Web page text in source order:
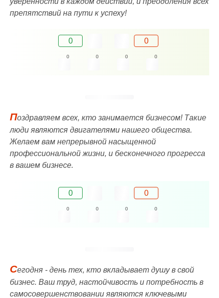
препятствий на пути к успеху!
0 0
0 0 0 0
Поздравляем всех, кто занимается бизнесом! Такие
люди являются двигателями нашего общества.
Желаем вам непрерывной насыщенной
профессиональной жизни, и бесконечного прогресса
в вашем бизнесе.
0 0
0 0 0 0
Сегодня - день тех, кто вкладывает душу в свой
бизнес. Ваш труд, настойчивость и потребность в
самосовершенствовании являются ключевыми